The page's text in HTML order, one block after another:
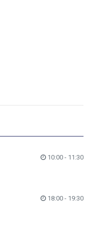
10:00 - 11:30
18:00 - 19:30